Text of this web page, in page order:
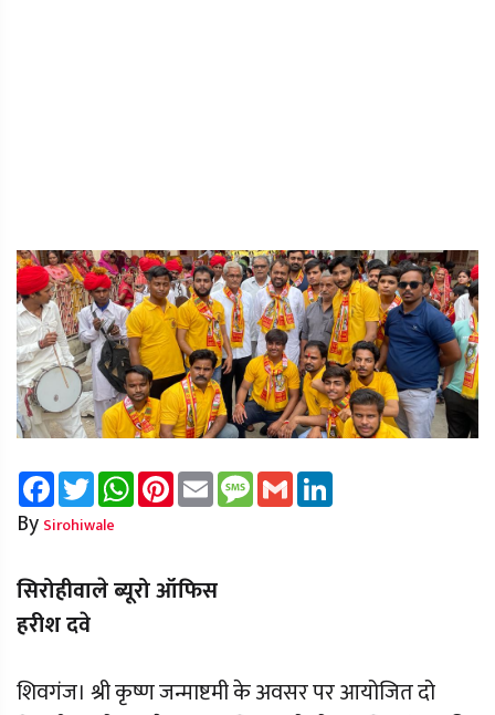
FacebookTwitterWhatsAppPinterest
Email Message
Gmail
By Sirohiwale
सिरोहीवाले ब्यूरो ऑफिस
हरीश दवे
शिवगंज। श्री कृष्ण जन्माष्टमी के अवसर पर आयोजित दो